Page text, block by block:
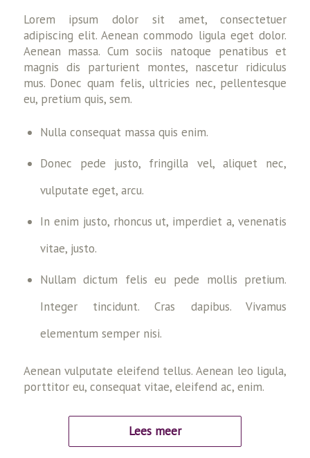
Lorem ipsum dolor sit amet, consectetuer
adipiscing elit. Aenean commodo ligula eget dolor.
Aenean massa. Cum sociis natoque penatibus et
magnis dis parturient montes, nascetur ridiculus
mus. Donec quam felis, ultricies nec, pellentesque
eu, pretium quis, sem.
Nulla consequat massa quis enim.
Donec pede justo, fringilla vel, aliquet nec,
vulputate eget, arcu.
In enim justo, rhoncus ut, imperdiet a, venenatis
vitae, justo.
Nullam dictum felis eu pede mollis pretium.
Integer tincidunt. Cras dapibus. Vivamus
elementum semper nisi.
Aenean vulputate eleifend tellus. Aenean leo ligula,
porttitor eu, consequat vitae, eleifend ac, enim.
Lees meer